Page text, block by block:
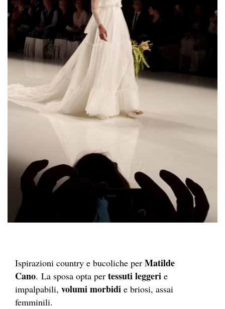
Ispirazioni country e bucoliche per Matilde
Cano. La sposa opta per tessuti leggeri e
impalpabili, volumi morbidi e briosi, assai
femminili.